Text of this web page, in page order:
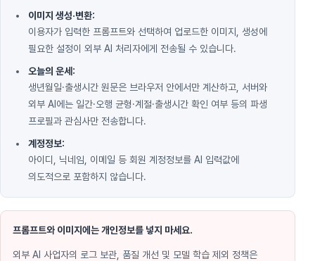
이미지 생성·변환:
이용자가 입력한 프롬프트와 선택하여 업로드한 이미지, 생성에
필요한 설정이 외부 AI 처리자에게 전송될 수 있습니다.
오늘의 운세:
생년월일·출생시간 원문은 브라우저 안에서만 계산하고, 서버와
외부 AI에는 일간·오행 균형·계절·출생시간 확인 여부 등의 파생
프로필과 관심사만 전송합니다.
계정정보:
아이디, 닉네임, 이메일 등 회원 계정정보를 AI 입력값에
의도적으로 포함하지 않습니다.
프롬프트와 이미지에는 개인정보를 넣지 마세요.
외부 AI 사업자의 로그 보관, 품질 개선 및 모델 학습 제외 정책은